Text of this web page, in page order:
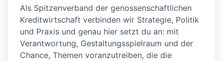
Als Spitzenverband der genossenschaftlichen
Kreditwirtschaft verbinden wir Strategie, Politik
und Praxis und genau hier setzt du an: mit
Verantwortung, Gestaltungsspielraum und der
Chance, Themen voranzutreiben, die die